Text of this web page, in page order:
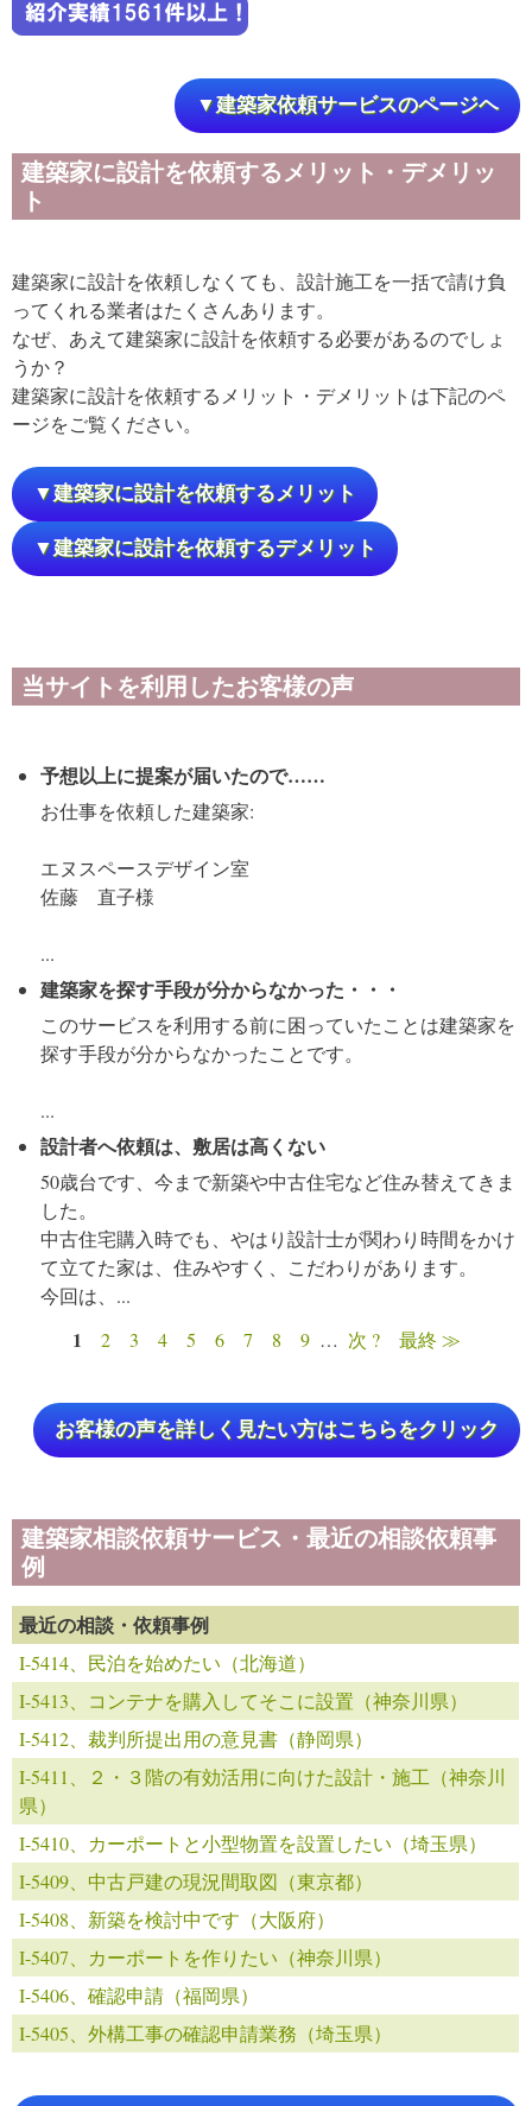
▼建築家依頼サービスのページヘ
建築家に設計を依頼するメリット・デメリッ
ト
建築家に設計を依頼しなくても、設計施工を一括で請け負
ってくれる業者はたくさんあります。
なぜ、あえて建築家に設計を依頼する必要があるのでしょ
うか？
建築家に設計を依頼するメリット・デメリットは下記のペ
ージをご覧ください。
▼建築家に設計を依頼するメリット
▼建築家に設計を依頼するデメリット
当サイトを利用したお客様の声
予想以上に提案が届いたので……
お仕事を依頼した建築家:
エヌスペースデザイン室
佐藤 直子様
...
建築家を探す手段が分からなかった・・・
このサービスを利用する前に困っていたことは建築家を
探す手段が分からなかったことです。
...
設計者へ依頼は、敷居は高くない
50歳台です、今まで新築や中古住宅など住み替えてきま
した。
中古住宅購入時でも、やはり設計士が関わり時間をかけ
て立てた家は、住みやすく、こだわりがあります。
今回は、...
1 2 3 4 5 6 7 8 9 … 次 ? 最終 ≫
お客様の声を詳しく見たい方はこちらをクリック
建築家相談依頼サービス・最近の相談依頼事
例
最近の相談・依頼事例
I-5414、民泊を始めたい（北海道）
I-5413、コンテナを購入してそこに設置（神奈川県）
I-5412、裁判所提出用の意見書（静岡県）
I-5411、２・３階の有効活用に向けた設計・施工（神奈川
県）
I-5410、カーポートと小型物置を設置したい（埼玉県）
I-5409、中古戸建の現況間取図（東京都）
I-5408、新築を検討中です（大阪府）
I-5407、カーポートを作りたい（神奈川県）
I-5406、確認申請（福岡県）
I-5405、外構工事の確認申請業務（埼玉県）